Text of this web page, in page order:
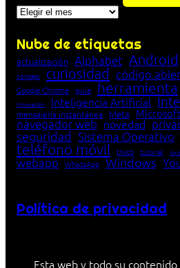
Archivos
Nube de etiquetas
actualización Alphabet Android
consejo
curiosidad código
Google Chrome guía herramienta
innovación Inteligencia Artificial
mensajería instantánea Meta
navegador web novedad
seguridad Sistema Operativo
teléfono móvil truco tutorial
webapp WhatsApp Windows
Política de privacidad
Esta web y todo su